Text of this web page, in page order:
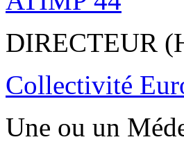
DIRECTEUR
Collectivité
Une ou un